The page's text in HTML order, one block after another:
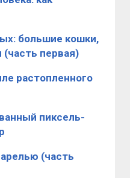
большие кошки,
(часть первая)
растопленного
пиксель-
(часть